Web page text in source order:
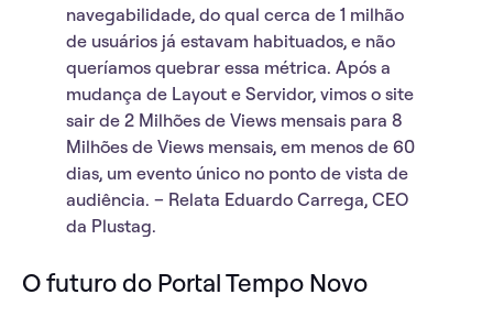
navegabilidade, do qual cerca de 1 milhão
de usuários já estavam habituados, e não
queríamos quebrar essa métrica. Após a
mudança de Layout e Servidor, vimos o site
sair de 2 Milhões de Views mensais para 8
Milhões de Views mensais, em menos de 60
dias, um evento único no ponto de vista de
audiência. – Relata Eduardo Carrega, CEO
da Plustag.
O futuro do Portal Tempo Novo